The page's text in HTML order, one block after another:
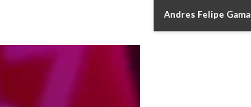
Andres Felipe Gama